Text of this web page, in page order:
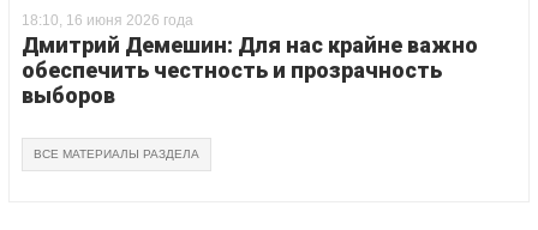
18:10, 16 июня 2026 года
Дмитрий Демешин: Для нас крайне важно
обеспечить честность и прозрачность
выборов
ВСЕ МАТЕРИАЛЫ РАЗДЕЛА